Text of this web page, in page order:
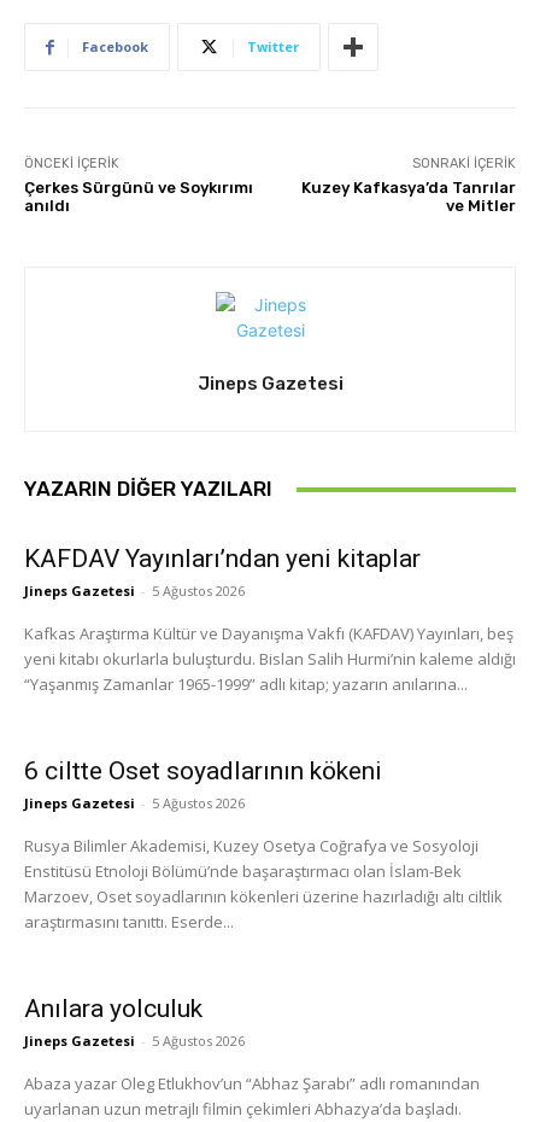
Facebook Twitter
ÖNCEKI İÇERIK
Çerkes Sürgünü ve Soykırımı
anıldı
SONRAKI İÇERIK
Kuzey Kafkasya’da Tanrılar
ve Mitler
Jineps Gazetesi
YAZARIN DIĞER YAZILARI
KAFDAV Yayınları’ndan yeni kitaplar
Jineps Gazetesi - 5 Ağustos 2026
Kafkas Araştırma Kültür ve Dayanışma Vakfı (KAFDAV) Yayınları, beş
yeni kitabı okurlarla buluşturdu. Bislan Salih Hurmi’nin kaleme aldığı
“Yaşanmış Zamanlar 1965-1999” adlı kitap; yazarın anılarına...
6 ciltte Oset soyadlarının kökeni
Jineps Gazetesi - 5 Ağustos 2026
Rusya Bilimler Akademisi, Kuzey Osetya Coğrafya ve Sosyoloji
Enstitüsü Etnoloji Bölümü’nde başaraştırmacı olan İslam-Bek
Marzoev, Oset soyadlarının kökenleri üzerine hazırladığı altı ciltlik
araştırmasını tanıttı. Eserde...
Anılara yolculuk
Jineps Gazetesi - 5 Ağustos 2026
Abaza yazar Oleg Etlukhov’un “Abhaz Şarabı” adlı romanından
uyarlanan uzun metrajlı filmin çekimleri Abhazya’da başladı.